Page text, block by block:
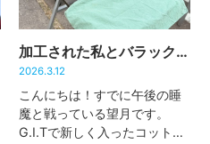
加工された私とバラックバッグ
2026.3.12
こんにちは！すでに午後の睡
魔と戦っている望月です。
G.I.Tで新しく入ったコットン